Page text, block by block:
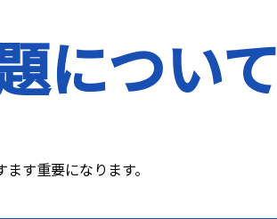
について
す重要になります。